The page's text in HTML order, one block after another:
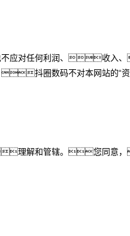
不应对任何利润、收
抖圈数码不对本网站的“
理解和管辖。您同意